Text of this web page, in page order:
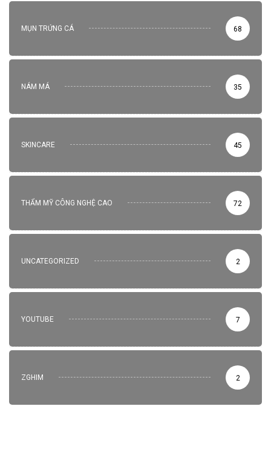
MỤN TRỨNG CÁ 68
NÁM MÁ 35
SKINCARE 45
THẨM MỸ CÔNG NGHỆ CAO 72
UNCATEGORIZED 2
YOUTUBE 7
ZGHIM 2